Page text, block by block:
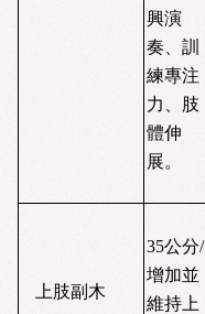
興演
奏、訓
練專注
力、肢
體伸
展。
上肢副木
35公分/
增加並
維持上